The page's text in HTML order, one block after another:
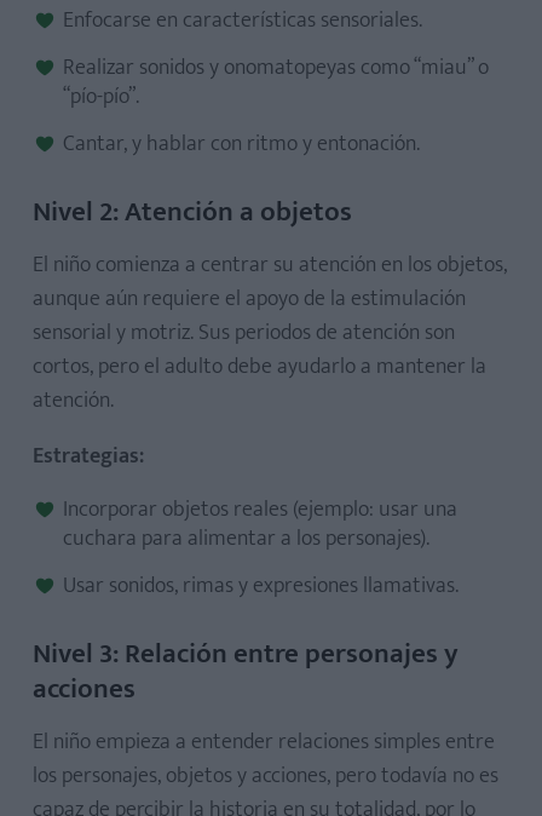
Enfocarse en características sensoriales.
Realizar sonidos y onomatopeyas como “miau” o
“pío-pío”.
Cantar, y hablar con ritmo y entonación.
Nivel 2: Atención a objetos
El niño comienza a centrar su atención en los objetos,
aunque aún requiere el apoyo de la estimulación
sensorial y motriz. Sus periodos de atención son
cortos, pero el adulto debe ayudarlo a mantener la
atención.
Estrategias:
Incorporar objetos reales (ejemplo: usar una
cuchara para alimentar a los personajes).
Usar sonidos, rimas y expresiones llamativas.
Nivel 3: Relación entre personajes y
acciones
El niño empieza a entender relaciones simples entre
los personajes, objetos y acciones, pero todavía no es